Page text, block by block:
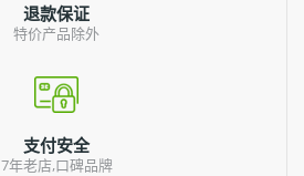
退款保证
特价产品除外
支付安全
7年老店,口碑品牌